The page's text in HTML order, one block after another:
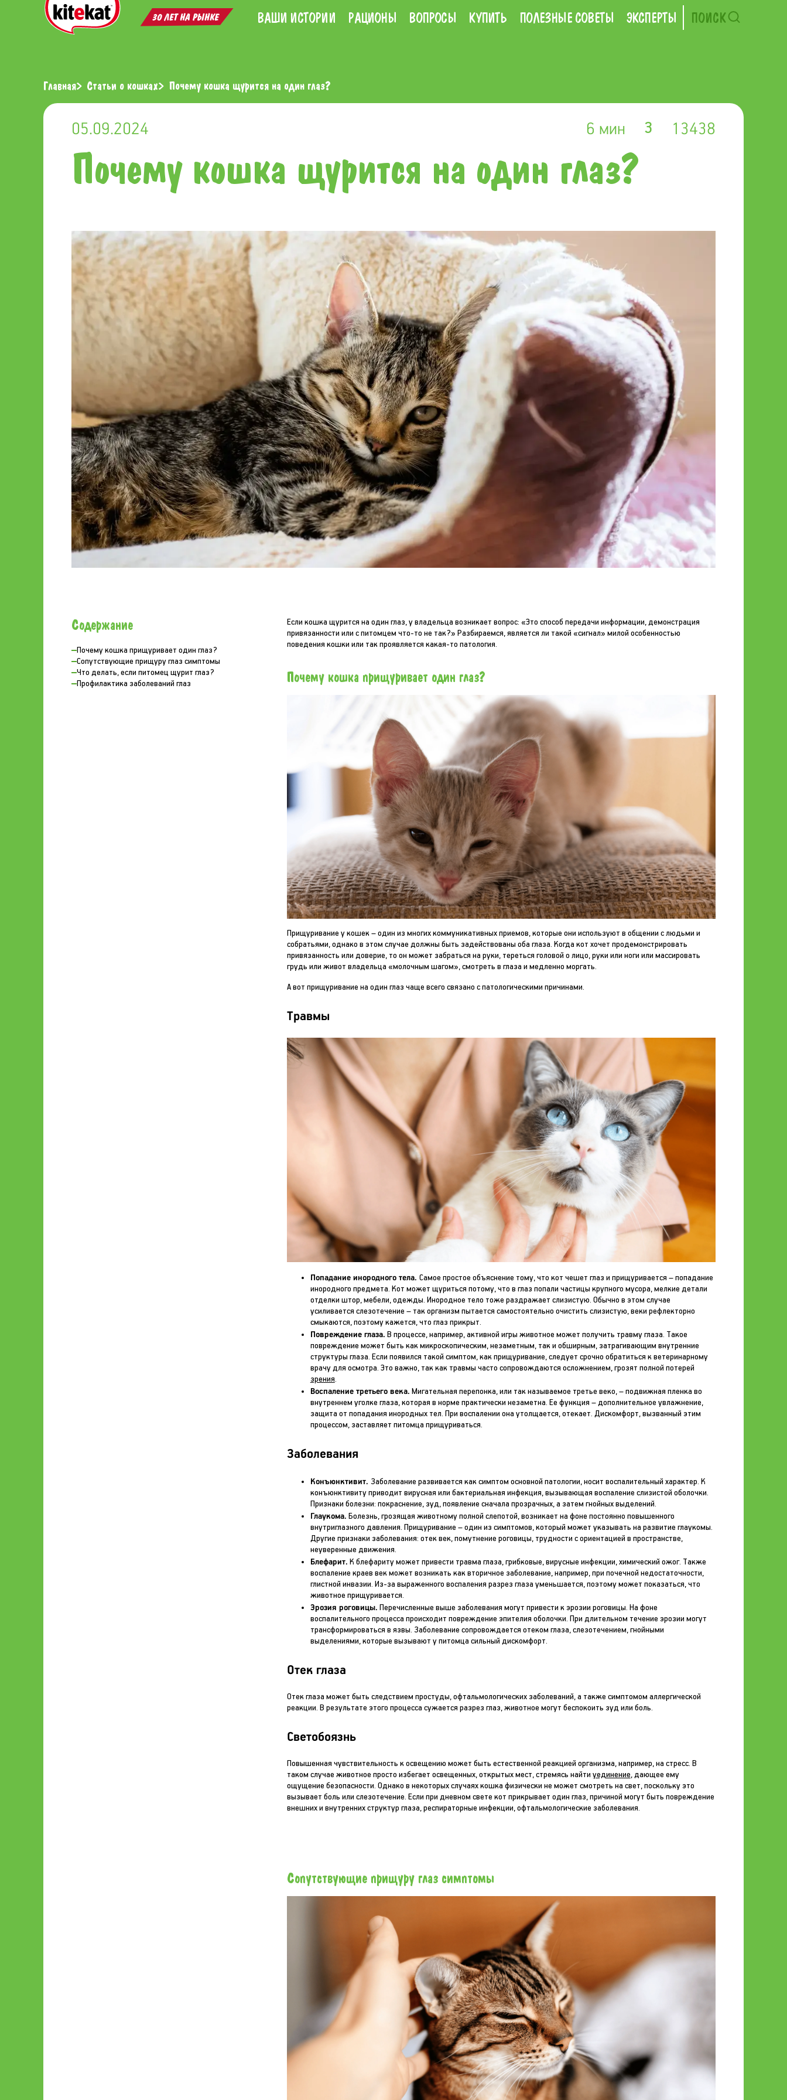
ВАШИ ИСТОРИИ РАЦИОНЫ ВОПРОСЫ КУПИТЬ ПОЛЕЗНЫЕ СОВЕТЫ ЭКСПЕРТЫ ПОИСК
Главная Статьи о кошках Почему кошка щурится на один глаз?
05.09.2024 6 мин 3 13438
Почему кошка щурится на один глаз?
Содержание
Почему кошка прищуривает один глаз?
Сопутствующие прищуру глаз симптомы
Что делать, если питомец щурит глаз?
Профилактика заболеваний глаз
Если кошка щурится на один глаз, у владельца возникает вопрос: «Это способ передачи информации, демонстрация
привязанности или с питомцем что-то не так?» Разбираемся, является ли такой «сигнал» милой особенностью
поведения кошки или так проявляется какая-то патология.
Почему кошка прищуривает один глаз?
Прищуривание у кошек – один из многих коммуникативных приемов, которые они используют в общении с людьми и
собратьями, однако в этом случае должны быть задействованы оба глаза. Когда кот хочет продемонстрировать
привязанность или доверие, то он может забраться на руки, тереться головой о лицо, руки или ноги или массировать
грудь или живот владельца «молочным шагом», смотреть в глаза и медленно моргать.
А вот прищуривание на один глаз чаще всего связано с патологическими причинами.
Травмы
Попадание инородного тела. Самое простое объяснение тому, что кот чешет глаз и прищуривается – попадание
инородного предмета. Кот может щуриться потому, что в глаз попали частицы крупного мусора, мелкие детали
отделки штор, мебели, одежды. Инородное тело тоже раздражает слизистую. Обычно в этом случае
усиливается слезотечение – так организм пытается самостоятельно очистить слизистую, веки рефлекторно
смыкаются, поэтому кажется, что глаз прикрыт.
Повреждение глаза. В процессе, например, активной игры животное может получить травму глаза. Такое
повреждение может быть как микроскопическим, незаметным, так и обширным, затрагивающим внутренние
структуры глаза. Если появился такой симптом, как прищуривание, следует срочно обратиться к ветеринарному
врачу для осмотра. Это важно, так как травмы часто сопровождаются осложнением, грозят полной потерей
зрения.
Воспаление третьего века. Мигательная перепонка, или так называемое третье веко, – подвижная пленка во
внутреннем уголке глаза, которая в норме практически незаметна. Ее функция – дополнительное увлажнение,
защита от попадания инородных тел. При воспалении она утолщается, отекает. Дискомфорт, вызванный этим
процессом, заставляет питомца прищуриваться.
Заболевания
Конъюнктивит. Заболевание развивается как симптом основной патологии, носит воспалительный характер. К
конъюнктивиту приводит вирусная или бактериальная инфекция, вызывающая воспаление слизистой оболочки.
Признаки болезни: покраснение, зуд, появление сначала прозрачных, а затем гнойных выделений.
Глаукома. Болезнь, грозящая животному полной слепотой, возникает на фоне постоянно повышенного
внутриглазного давления. Прищуривание – один из симптомов, который может указывать на развитие глаукомы.
Другие признаки заболевания: отек век, помутнение роговицы, трудности с ориентацией в пространстве,
неуверенные движения.
Блефарит. К блефариту может привести травма глаза, грибковые, вирусные инфекции, химический ожог. Также
воспаление краев век может возникать как вторичное заболевание, например, при почечной недостаточности,
глистной инвазии. Из-за выраженного воспаления разрез глаза уменьшается, поэтому может показаться, что
животное прищуривается.
Эрозия роговицы. Перечисленные выше заболевания могут привести к эрозии роговицы. На фоне
воспалительного процесса происходит повреждение эпителия оболочки. При длительном течение эрозии могут
трансформироваться в язвы. Заболевание сопровождается отеком глаза, слезотечением, гнойными
выделениями, которые вызывают у питомца сильный дискомфорт.
Отек глаза
Отек глаза может быть следствием простуды, офтальмологических заболеваний, а также симптомом аллергической
реакции. В результате этого процесса сужается разрез глаз, животное могут беспокоить зуд или боль.
Светобоязнь
Повышенная чувствительность к освещению может быть естественной реакцией организма, например, на стресс. В
таком случае животное просто избегает освещенных, открытых мест, стремясь найти уединение, дающее ему
ощущение безопасности. Однако в некоторых случаях кошка физически не может смотреть на свет, поскольку это
вызывает боль или слезотечение. Если при дневном свете кот прикрывает один глаз, причиной могут быть повреждение
внешних и внутренних структур глаза, респираторные инфекции, офтальмологические заболевания.
Сопутствующие прищуру глаз симптомы